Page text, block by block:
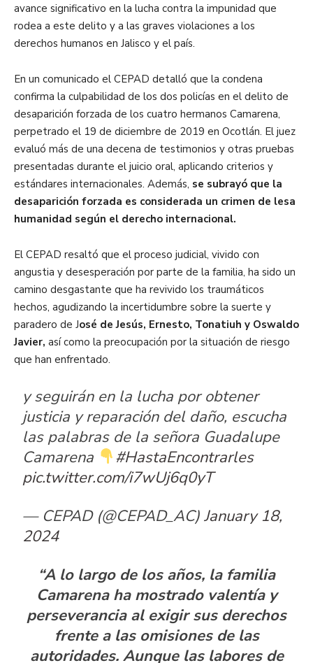
avance significativo en la lucha contra la impunidad que
rodea a este delito y a las graves violaciones a los
derechos humanos en Jalisco y el país.
En un comunicado el CEPAD detalló que la condena
confirma la culpabilidad de los dos policías en el delito de
desaparición forzada de los cuatro hermanos Camarena,
perpetrado el 19 de diciembre de 2019 en Ocotlán. El juez
evaluó más de una decena de testimonios y otras pruebas
presentadas durante el juicio oral, aplicando criterios y
estándares internacionales. Además, se subrayó que la
desaparición forzada es considerada un crimen de lesa
humanidad según el derecho internacional.
El CEPAD resaltó que el proceso judicial, vivido con
angustia y desesperación por parte de la familia, ha sido un
camino desgastante que ha revivido los traumáticos
hechos, agudizando la incertidumbre sobre la suerte y
paradero de José de Jesús, Ernesto, Tonatiuh y Oswaldo
Javier, así como la preocupación por la situación de riesgo
que han enfrentado.
y seguirán en la lucha por obtener
justicia y reparación del daño, escucha
las palabras de la señora Guadalupe
Camarena
#HastaEncontrarles
pic.twitter.com/i7wUj6q0yT
— CEPAD (@CEPAD_AC)January 18,
2024
“A lo largo de los años, la familia
Camarena ha mostrado valentía y
perseverancia al exigir sus derechos
frente a las omisiones de las
autoridades. Aunque las labores de